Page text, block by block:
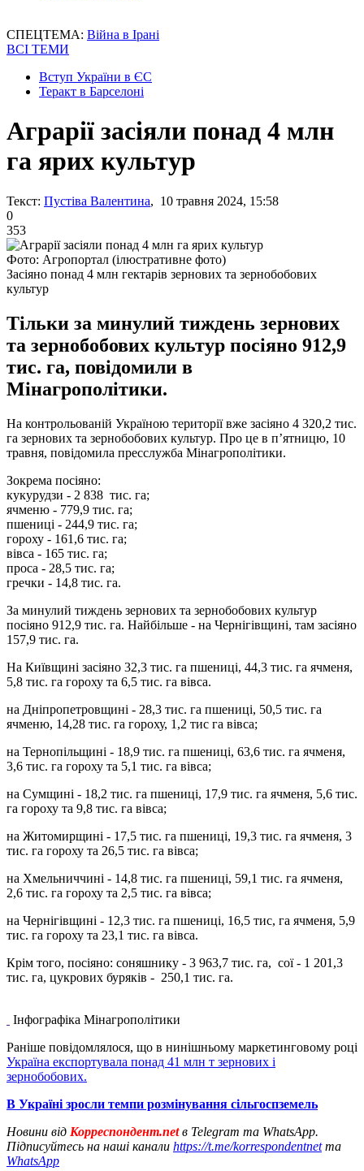
СПЕЦТЕМА: Війна в Ірані
ВСІ ТЕМИ
Вступ України в ЄС
Теракт в Барселоні
Аграрії засіяли понад 4 млн
га ярих культур
Текст: Пустіва Валентина, 10 травня 2024, 15:58
0
353
Фото: Агропортал (ілюстративне фото)
Засіяно понад 4 млн гектарів зернових та зернобобових
культур
Тільки за минулий тиждень зернових
та зернобобових культур посіяно 912,9
тис. га, повідомили в
Мінагрополітики.
На контрольованій Україною території вже засіяно 4 320,2 тис.
га зернових та зернобобових культур. Про це в п’ятницю, 10
травня, повідомила пресслужба Мінагрополітики.
Зокрема посіяно:
кукурудзи - 2 838 тис. га;
ячменю - 779,9 тис. га;
пшениці - 244,9 тис. га;
гороху - 161,6 тис. га;
вівса - 165 тис. га;
проса - 28,5 тис. га;
гречки - 14,8 тис. га.
За минулий тиждень зернових та зернобобових культур
посіяно 912,9 тис. га. Найбільше - на Чернігівщині, там засіяно
157,9 тис. га.
На Київщині засіяно 32,3 тис. га пшениці, 44,3 тис. га ячменя,
5,8 тис. га гороху та 6,5 тис. га вівса.
на Дніпропетровщині - 28,3 тис. га пшениці, 50,5 тис. га
ячменю, 14,28 тис. га гороху, 1,2 тис га вівса;
на Тернопільщині - 18,9 тис. га пшениці, 63,6 тис. га ячменя,
3,6 тис. га гороху та 5,1 тис. га вівса;
на Сумщині - 18,2 тис. га пшениці, 17,9 тис. га ячменя, 5,6 тис.
га гороху та 9,8 тис. га вівса;
на Житомирщині - 17,5 тис. га пшениці, 19,3 тис. га ячменя, 3
тис. га гороху та 26,5 тис. га вівса;
на Хмельниччині - 14,8 тис. га пшениці, 59,1 тис. га ячменя,
2,6 тис. га гороху та 2,5 тис. га вівса;
на Чернігівщині - 12,3 тис. га пшениці, 16,5 тис, га ячменя, 5,9
тис. га гороху та 23,1 тис. га вівса.
Крім того, посіяно: соняшнику - 3 963,7 тис. га, сої - 1 201,3
тис. га, цукрових буряків - 250,1 тис. га.
Інфографіка Мінагрополітики
Раніше повідомлялося, що в нинішньому маркетинговому році
Україна експортувала понад 41 млн т зернових і
зернобобових.
В Україні зросли темпи розмінування сільгоспземель
Новини від Корреспондент.netв Telegram та WhatsApp.
Підписуйтесь на наші канали https://t.me/korrespondentnetта
WhatsApp